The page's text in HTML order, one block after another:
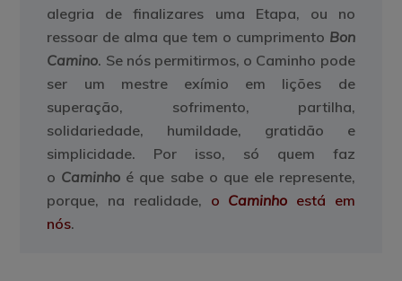
alegria de finalizares uma Etapa, ou no
ressoar de alma que tem o cumprimento Bon
Camino. Se nós permitirmos, o Caminho pode
ser um mestre exímio em lições de
superação, sofrimento, partilha,
solidariedade, humildade, gratidão e
simplicidade. Por isso, só quem faz
o Caminho é que sabe o que ele represente,
porque, na realidade, o Caminho está em
nós.